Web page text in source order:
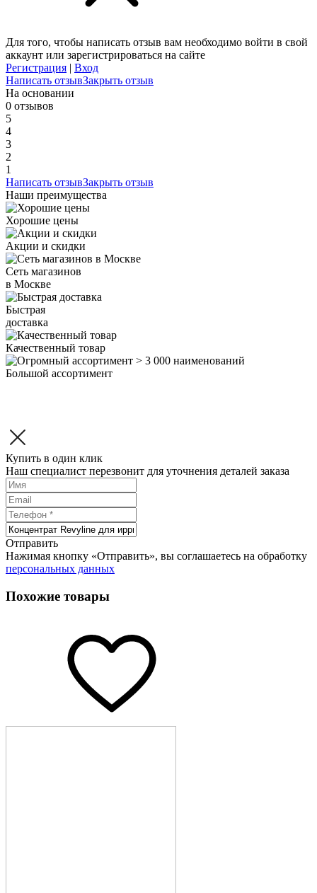
Для того, чтобы написать отзыв вам необходимо войти в свой
аккаунт или зарегистрироваться на сайте
Регистрация | Вход
Написать отзывЗакрыть отзыв
На основании
0 отзывов
5
4
3
2
1
Написать отзывЗакрыть отзыв
Наши преимущества
Хорошие цены
Акции и скидки
Сеть магазинов
в Москве
Быстрая
доставка
Качественный товар
Большой ассортимент
Купить в один клик
Наш специалист перезвонит для уточнения деталей заказа
Отправить
Нажимая кнопку «Отправить», вы соглашаетесь на обработку
персональных данных
Похожие товары